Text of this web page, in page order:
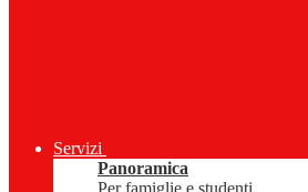
Servizi
Panoramica